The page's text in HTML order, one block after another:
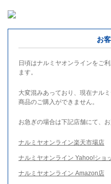
お
日頃はナルミヤオンラインをご
ます。
大変混みあっており、現在ナル
商品のご購入ができません。
お急ぎの場合は下記店舗にて、お
ナルミヤオンライン楽天市場店
ナルミヤオンライン Yahoo!ショ
ナルミヤオンライン Amazon店